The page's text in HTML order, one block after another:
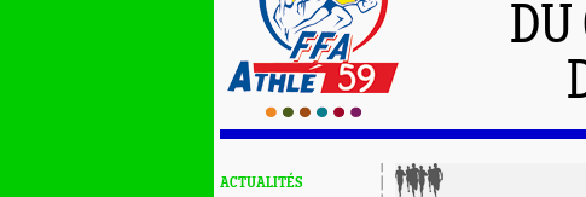
ACTUALITÉS